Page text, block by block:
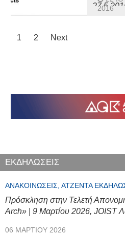
2016
1 2 Next
ΕΚΔΗΛΩΣΕΙΣ
ΑΝΑΚΟΙΝΏΣΕΙΣ, ΑΤΖΈΝΤΑ
Πρόσκληση στην Τελετή
Arch» | 9 Μαρτίου 2026, JOIST
06 ΜΑΡΤΊΟΥ 2026